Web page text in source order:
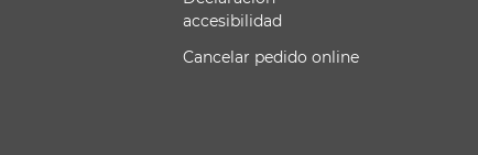
accesibilidad
Cancelar pedido online